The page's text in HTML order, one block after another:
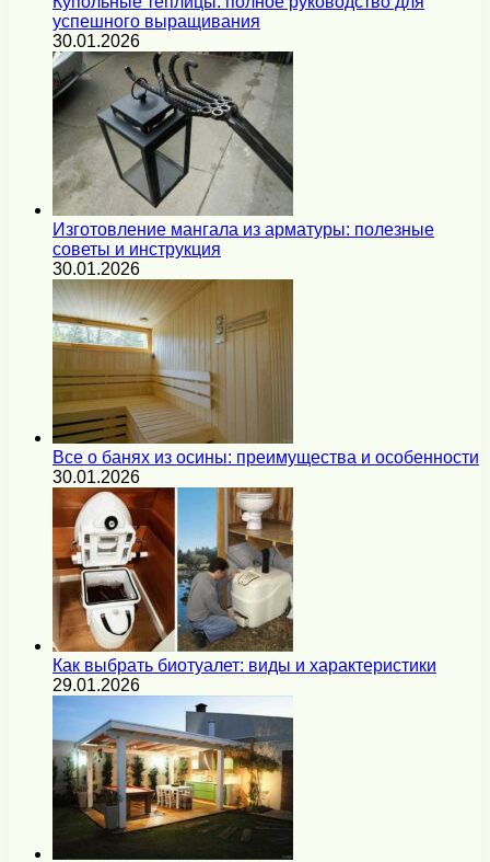
успешного выращивания
30.01.2026
Изготовление мангала из арматуры: полезные
советы и инструкция
30.01.2026
Все о банях из осины: преимущества и особенности
30.01.2026
Как выбрать биотуалет: виды и характеристики
29.01.2026